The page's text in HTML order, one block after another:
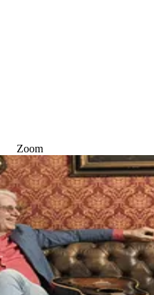
Zoom